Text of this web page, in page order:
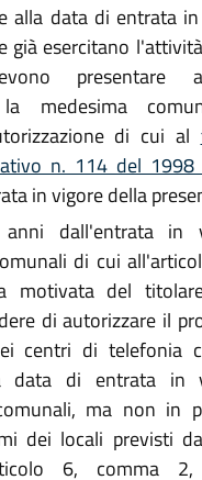
alla data di entrata
già esercitano
presentare
medesima
di cui al
n. 114 del 1998
in vigore della
dall'entrata in
di cui
motivata del
di autorizzare il
centri di telefonia
data di entrata in
ma non in
dei locali previsti
6, comma